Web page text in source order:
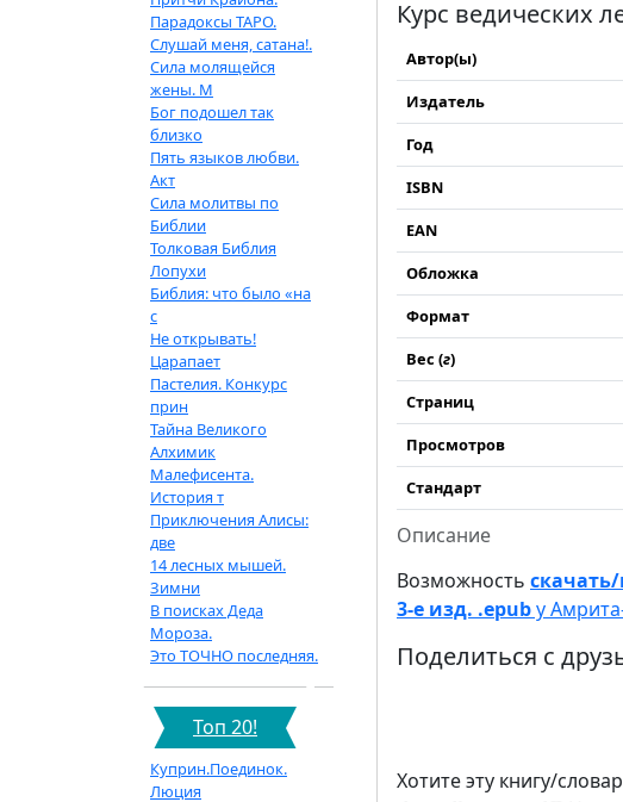
Парадоксы ТАРО.
Слушай меня, сатана!.
Сила молящейся
жены. М
Бог подошел так
близко
Пять языков любви.
Акт
Сила молитвы по
Библии
Толковая Библия
Лопухи
Библия: что было «на
с
Не открывать!
Царапает
Пастелия. Конкурс
прин
Тайна Великого
Алхимик
Малефисента.
История т
Приключения Алисы:
две
14 лесных мышей.
Зимни
В поисках Деда
Мороза.
Это ТОЧНО последняя.
Топ 20!
Куприн.Поединок.
Люция
Курс ведических
Автор(ы)
Издатель
Год
ISBN
EAN
Обложка
Формат
Вес (г)
Страниц
Просмотров
Стандарт
Описание
Возможность
3-е изд. .epubу
Поделиться с
Хотите эту книгу/